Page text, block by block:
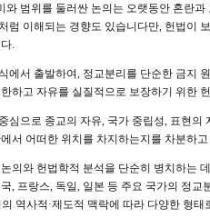
와 범위를 둘러싼 논의는 오랫동안 혼란
럼 이해되는 경향도 있습니다만, 헌법이
.
에서 출발하여, 정교분리를 단순한 금지
하고 자유를 실질적으로 보장하기 위한
심으로 종교의 자유, 국가 중립성, 표현
서 어떠한 위치를 차지하는지를 차분하
의와 헌법학적 분석을 단순히 병치하는
, 프랑스, 독일, 일본 등 주요 국가의 정
역사적·제도적 맥락에 따라 다양한 형